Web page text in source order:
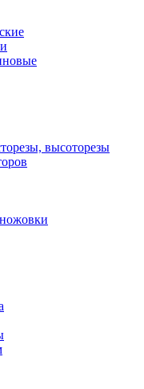
высоторезы